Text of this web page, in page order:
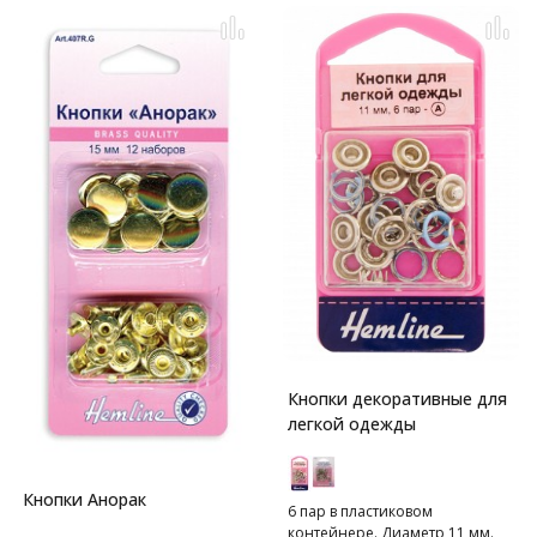
Кнопки Анорак
Кнопки декоративные для
легкой одежды
6 пар в пластиковом
контейнере. Диаметр 11 мм.